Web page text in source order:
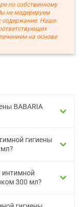
по собственному
не модерируем
содержание. Наше
на основе
BABARIA
гигиены
интимной
300 мл?